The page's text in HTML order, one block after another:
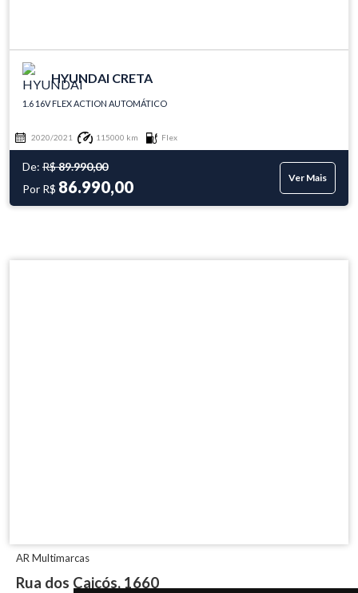
HYUNDAI CRETA
1.6 16V FLEX ACTION AUTOMÁTICO
2020/2021 115000 km Flex
De: R$89.990,00
Por R$ 86.990,00 Ver Mais
AR Multimarcas
Rua dos Caicós, 1660